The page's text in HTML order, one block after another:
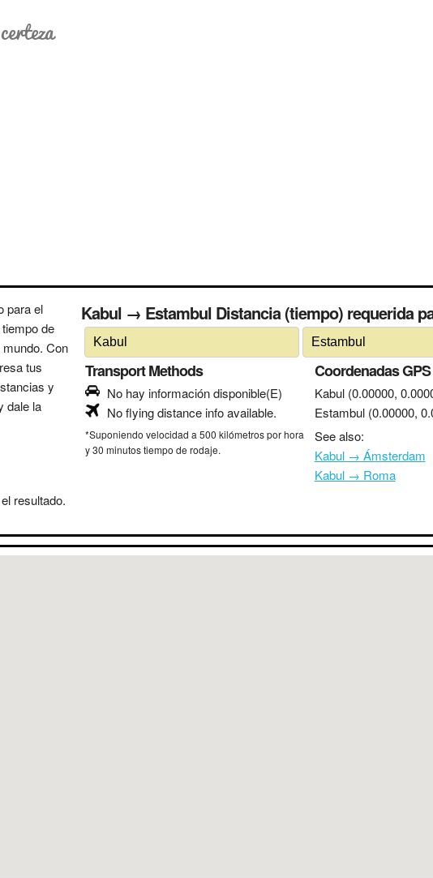
para el
de
Con
tus
y
dale la
resultado.
Kabul → Estambul Distancia (tiempo) requerida
Transport Methods
No hay información disponible(E)
No flying distance info available.
*Suponiendo velocidad a 500 kilómetros por hora
y 30 minutos tiempo de rodaje.
Coordenadas GPS
Kabul (0.00000,
Estambul (0.00000,
See also:
Kabul → Ámsterdam
Kabul → Roma